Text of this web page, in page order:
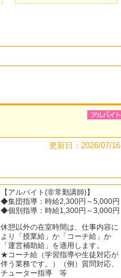
更新日：2026/07/16
【アルバイト(非常勤講師)】
◆集団指導：時給2,300円～5,000円
◆個別指導：時給1,300円～3,000円
休憩以外の在室時間は、仕事内容に
より「授業給」か「コーチ給」か
「運営補助給」を適用します。
★コーチ給（学習指導や生徒対応が
伴う業務です。）（例）質問対応、
チューター指導 等